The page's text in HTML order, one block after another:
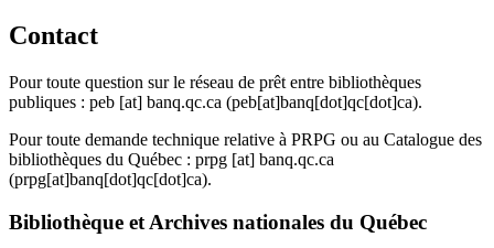
Contact
Pour toute question sur le réseau de prêt entre bibliothèques
publiques : peb [at] banq.qc.ca (peb[at]banq[dot]qc[dot]ca).
Pour toute demande technique relative à PRPG ou au Catalogue des
bibliothèques du Québec : prpg [at] banq.qc.ca
(prpg[at]banq[dot]qc[dot]ca).
Bibliothèque et Archives nationales du Québec